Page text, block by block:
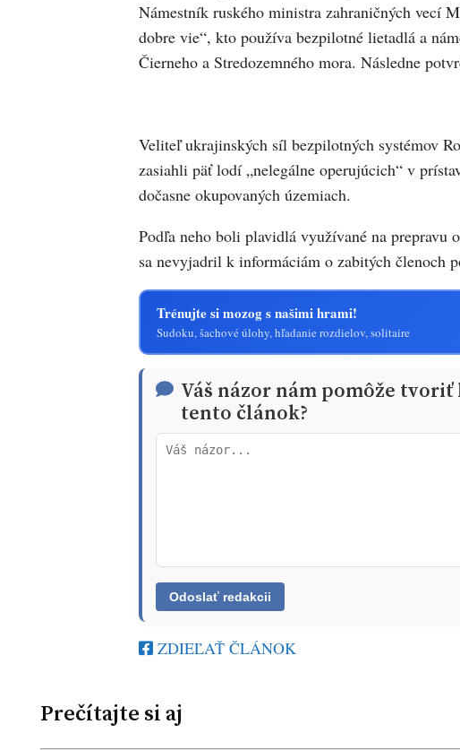
Námestník ruského ministra zahraničných vecí
dobre vie“, kto používa bezpilotné lietadlá a
Čierneho a Stredozemného mora. Následne
Veliteľ ukrajinských síl bezpilotných systémov
zasiahli päť lodí „nelegálne operujúcich“ v
dočasne okupovaných územiach.
Podľa neho boli plavidlá využívané na
sa nevyjadril k informáciám o zabitých členoch
Trénujte si mozog s našimi hrami!
Sudoku, šachové úlohy, hľadanie rozdielov, solitaire
Váš názor nám pomôže
tento článok?
ZDIEĽAŤ ČLÁNOK
Prečítajte si aj